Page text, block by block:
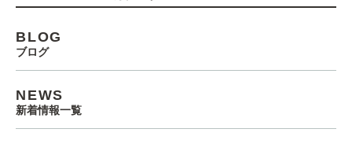
BLOG
ブログ
NEWS
新着情報一覧